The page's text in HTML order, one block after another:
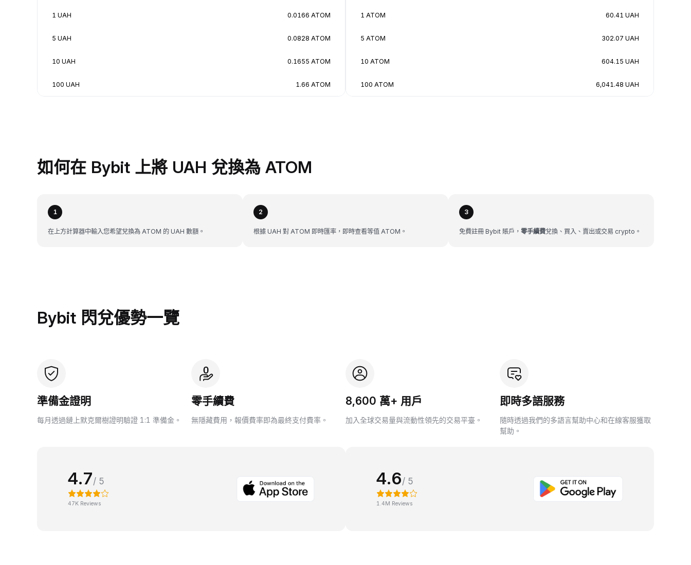
1 UAH 0.0166 ATOM
5 UAH 0.0828 ATOM
10 UAH 0.1655 ATOM
100 UAH 1.66 ATOM
1 ATOM 60.41 UAH
5 ATOM 302.07 UAH
10 ATOM 604.15 UAH
100 ATOM 6,041.48 UAH
如何在 Bybit 上將 UAH 兌換為 ATOM
1
在上方計算器中輸入您希望兌換為 ATOM 的 UAH 數額。
2
根據 UAH 對 ATOM 即時匯率，即時查看等值 ATOM。
3
免費註冊 Bybit 賬戶， 零手續費兌換、買入、賣出或交易 crypto。
Bybit 閃兌優勢一覽
準備金證明
每月透過鏈上默克爾樹證明驗證 1:1 準備金。
零手續費
無隱藏費用，報價費率即為最終支付費率。
8,600 萬+ 用戶
加入全球交易量與流動性領先的交易平臺。
即時多語服務
隨時透過我們的多語言幫助中心和在線客服獲取
幫助。
4.7/ 5
47K Reviews
4.6/ 5
1.4M Reviews